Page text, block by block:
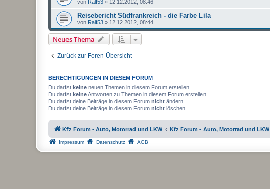
von Ralf53 » 12.12.2012, 08:46
Reisebericht Südfrankreich - die Farbe Lila
von Ralf53 » 12.12.2012, 08:44
Neues Thema
Zurück zur Foren-Übersicht
BERECHTIGUNGEN IN DIESEM FORUM
Du darfst keine neuen Themen in diesem Forum erstellen.
Du darfst keineAntworten zu Themen in diesem Forum erstellen.
Du darfst deine Beiträge in diesem Forum nicht ändern.
Du darfst deine Beiträge in diesem Forum nicht löschen.
Kfz Forum - Auto, Motorrad und LKW Kfz Forum - Auto, Motorrad und LKW
Impressum Datenschutz AGB